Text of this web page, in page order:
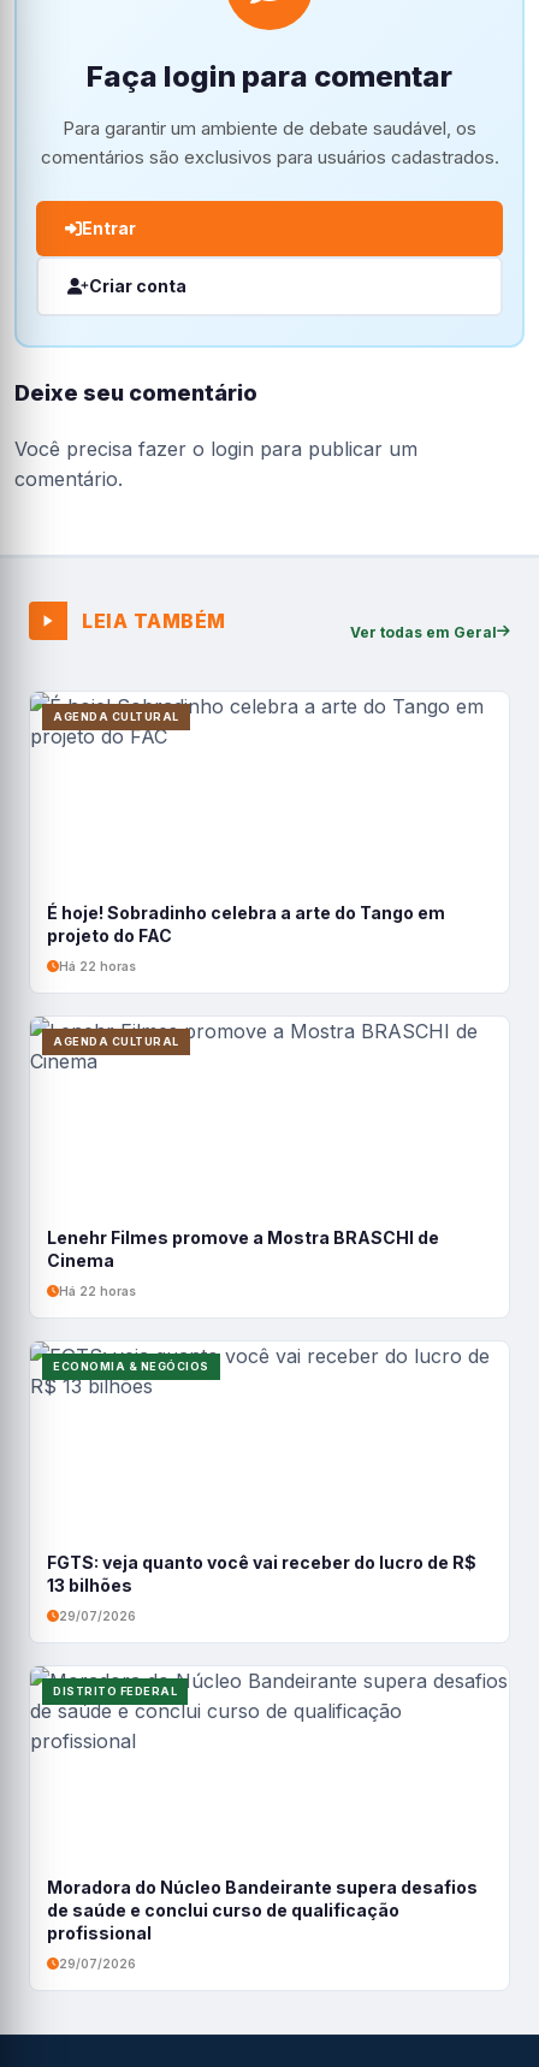
Faça login para comentar
Para garantir um ambiente de debate saudável, os
comentários são exclusivos para usuários cadastrados.
Entrar
Criar conta
Deixe seu comentário
Você precisa fazer o login para publicar um
comentário.
LEIA TAMBÉM Ver todas em Geral
AGENDA CULTURAL
É hoje! Sobradinho celebra a arte do Tango em
projeto do FAC
Há 22 horas
AGENDA CULTURAL
Lenehr Filmes promove a Mostra BRASCHI de
Cinema
Há 22 horas
ECONOMIA & NEGÓCIOS
FGTS: veja quanto você vai receber do lucro de R$
13 bilhões
29/07/2026
DISTRITO FEDERAL
Moradora do Núcleo Bandeirante supera desafios
de saúde e conclui curso de qualificação
profissional
29/07/2026